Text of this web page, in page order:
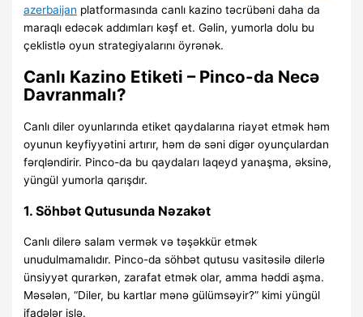
azerbaijan platformasında canlı kazino təcrübəni daha da
maraqlı edəcək addımları kəşf et. Gəlin, yumorla dolu bu
çeklistlə oyun strategiyalarını öyrənək.
Canlı Kazino Etiketi – Pinco-da Necə
Davranmalı?
Canlı diler oyunlarında etiket qaydalarına riayət etmək həm
oyunun keyfiyyətini artırır, həm də səni digər oyunçulardan
fərqləndirir. Pinco-da bu qaydaları laqeyd yanaşma, əksinə,
yüngül yumorla qarışdır.
1. Söhbət Qutusunda Nəzakət
Canlı dilerə salam vermək və təşəkkür etmək
unudulmamalıdır. Pinco-da söhbət qutusu vasitəsilə dilerlə
ünsiyyət qurarkən, zarafat etmək olar, amma həddi aşma.
Məsələn, “Diler, bu kartlar mənə gülümsəyir?” kimi yüngül
ifadələr işlə.